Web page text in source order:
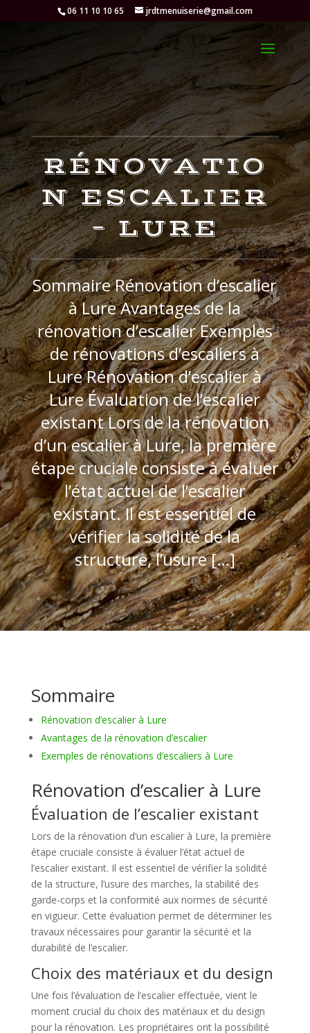
06 11 10 10 65 jrdtmenuiserie@gmail.com
RÉNOVATIO
N ESCALIER
– LURE
Sommaire Rénovation d’escalier
à Lure Avantages de la
rénovation d’escalier Exemples
de rénovations d’escaliers à
Lure Rénovation d’escalier à
Lure Évaluation de l’escalier
existant Lors de la rénovation
d’un escalier à Lure, la première
étape cruciale consiste à évaluer
l’état actuel de l’escalier
existant. Il est essentiel de
vérifier la solidité de la
structure, l’usure […]
Sommaire
Rénovation d’escalier à Lure
Avantages de la rénovation d’escalier
Exemples de rénovations d’escaliers à Lure
Rénovation d’escalier à Lure
Évaluation de l’escalier existant
Lors de la rénovation d’un escalier à Lure, la première
étape cruciale consiste à évaluer l’état actuel de
l’escalier existant. Il est essentiel de vérifier la solidité
de la structure, l’usure des marches, la stabilité des
garde-corps et la conformité aux normes de sécurité
en vigueur. Cette évaluation permet de déterminer les
travaux nécessaires pour garantir la sécurité et la
durabilité de l’escalier.
Choix des matériaux et du design
Une fois l’évaluation de l’escalier effectuée, vient le
moment crucial du choix des matériaux et du design
pour la rénovation. Les propriétaires ont la possibilité